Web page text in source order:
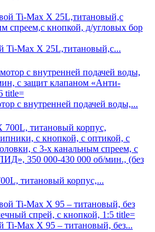
Ti-Max X 25L,титановый,с...
с внутренней подачей воды,...
титановый корпус,...
Ti-Max X 95 – титановый, без...